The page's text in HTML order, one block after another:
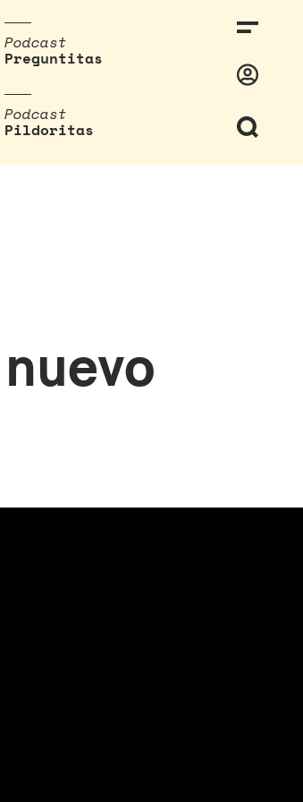
Podcast
Preguntitas
Podcast
Pildoritas